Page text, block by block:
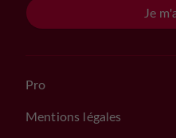
Je
Pro
Mentions légales